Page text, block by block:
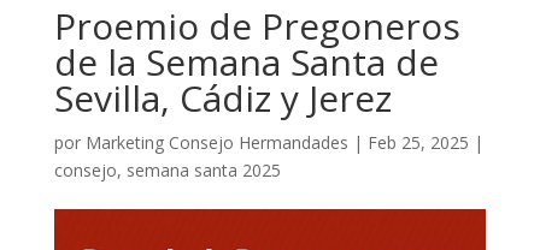
Proemio de Pregoneros
de la Semana Santa de
Sevilla, Cádiz y Jerez
por Marketing Consejo Hermandades | Feb 25, 2025 |
consejo, semana santa 2025